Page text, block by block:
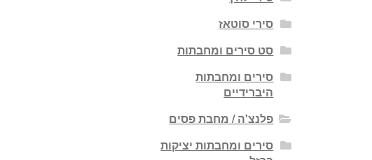
סירי סוטאז
סט סירים ומחבתות
סירים ומחבתות
היברידיים
פלנצ'ה / מחבת פסים
סירים ומחבתות יציקות